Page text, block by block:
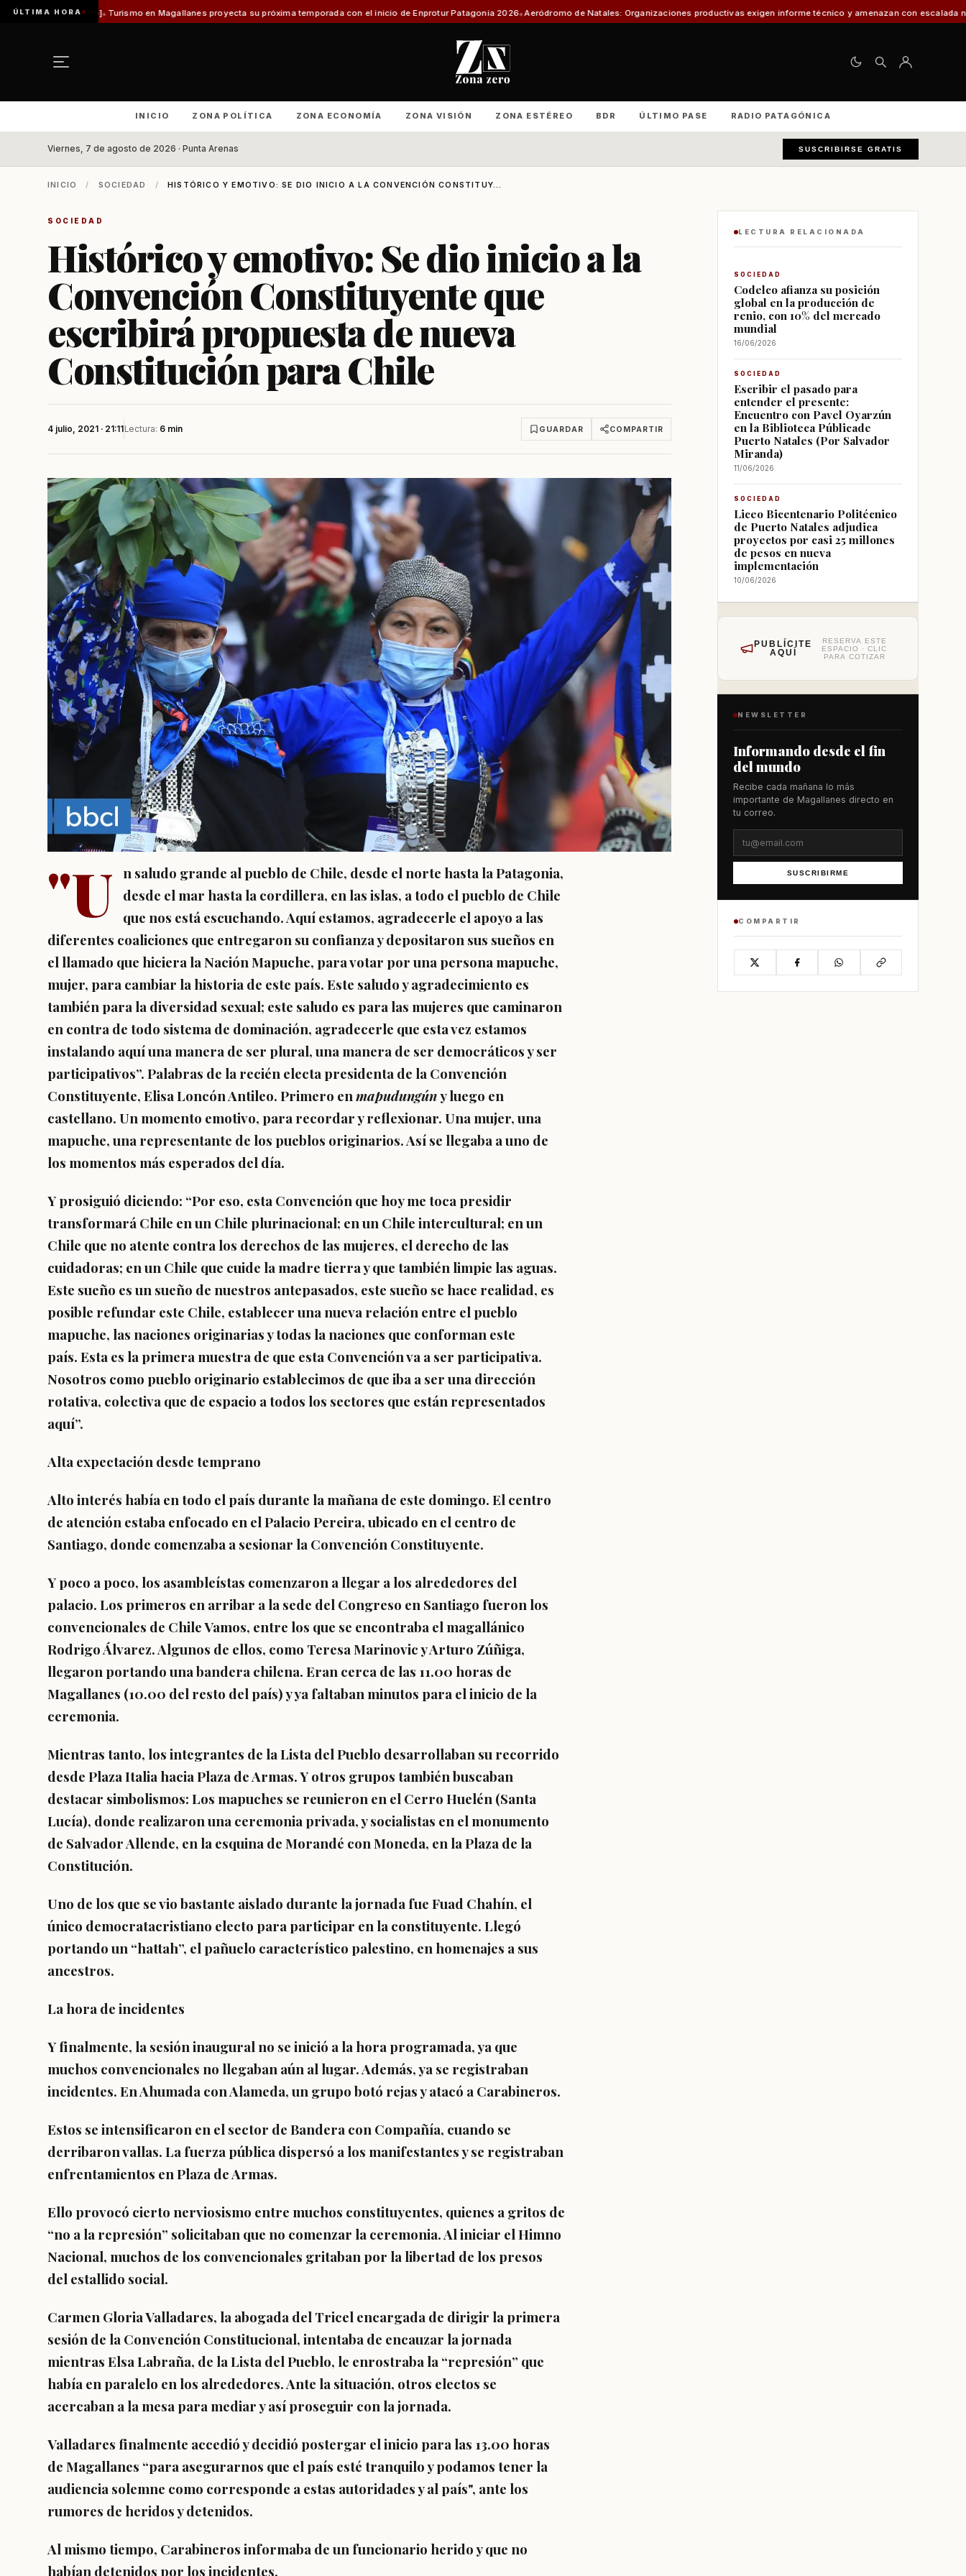
ÚLTIMA HORA
Turismo en Magallanes proyecta su próxima temporada con el inicio de Enprotur Patagonia 2026 Aeródromo de Natales: Organizaciones productivas exigen informe técnico y amenazan con escalada nacional El 30% de
INICIO ZONA POLÍTICA ZONA ECONOMÍA ZONA VISIÓN ZONA ESTÉREO BDR ÚLTIMO PASE RADIO PATAGÓNICA
Viernes, 7 de agosto de 2026 · Punta Arenas SUSCRIBIRSE GRATIS
INICIO / SOCIEDAD / HISTÓRICO Y EMOTIVO: SE DIO INICIO A LA CONVENCIÓN CONSTITUY...
SOCIEDAD
Histórico y emotivo: Se dio inicio a la
Convención Constituyente que
escribirá propuesta de nueva
Constitución para Chile
4 julio, 2021 · 21:11Lectura: 6 min GUARDAR COMPARTIR
"U
n saludo grande al pueblo de Chile, desde el norte hasta la Patagonia,
desde el mar hasta la cordillera, en las islas, a todo el pueblo de Chile
que nos está escuchando. Aquí estamos, agradecerle el apoyo a las
diferentes coaliciones que entregaron su confianza y depositaron sus sueños en
el llamado que hiciera la Nación Mapuche, para votar por una persona mapuche,
mujer, para cambiar la historia de este país. Este saludo y agradecimiento es
también para la diversidad sexual; este saludo es para las mujeres que caminaron
en contra de todo sistema de dominación, agradecerle que esta vez estamos
instalando aquí una manera de ser plural, una manera de ser democráticos y ser
participativos”. Palabras de la recién electa presidenta de la Convención
Constituyente, Elisa Loncón Antileo. Primero enmapudungúny luego en
castellano. Un momento emotivo, para recordar y reflexionar. Una mujer, una
mapuche, una representante de los pueblos originarios. Así se llegaba a uno de
los momentos más esperados del día.
Y prosiguió diciendo: “Por eso, esta Convención que hoy me toca presidir
transformará Chile en un Chile plurinacional; en un Chile intercultural; en un
Chile que no atente contra los derechos de las mujeres, el derecho de las
cuidadoras; en un Chile que cuide la madre tierra y que también limpie las aguas.
Este sueño es un sueño de nuestros antepasados, este sueño se hace realidad, es
posible refundar este Chile, establecer una nueva relación entre el pueblo
mapuche, las naciones originarias y todas la naciones que conforman este
país. Esta es la primera muestra de que esta Convención va a ser participativa.
Nosotros como pueblo originario establecimos de que iba a ser una dirección
rotativa, colectiva que de espacio a todos los sectores que están representados
aquí”.
Alta expectación desde temprano
Alto interés había en todo el país durante la mañana de este domingo. El centro
de atención estaba enfocado en el Palacio Pereira, ubicado en el centro de
Santiago, donde comenzaba a sesionar la Convención Constituyente.
Y poco a poco, los asambleístas comenzaron a llegar a los alrededores del
palacio. Los primeros en arribar a la sede del Congreso en Santiago fueron los
convencionales de Chile Vamos, entre los que se encontraba el magallánico
Rodrigo Álvarez. Algunos de ellos, como Teresa Marinovic y Arturo Zúñiga,
llegaron portando una bandera chilena. Eran cerca de las 11.00 horas de
Magallanes (10.00 del resto del país) y ya faltaban minutos para el inicio de la
ceremonia.
Mientras tanto, los integrantes de la Lista del Pueblo desarrollaban su recorrido
desde Plaza Italia hacia Plaza de Armas. Y otros grupos también buscaban
destacar simbolismos: Los mapuches se reunieron en el Cerro Huelén (Santa
Lucía), donde realizaron una ceremonia privada, y socialistas en el monumento
de Salvador Allende, en la esquina de Morandé con Moneda, en la Plaza de la
Constitución.
Uno de los que se vio bastante aislado durante la jornada fue Fuad Chahín, el
único democratacristiano electo para participar en la constituyente. Llegó
portando un “hattah”, el pañuelo característico palestino, en homenajes a sus
ancestros.
La hora de incidentes
Y finalmente, la sesión inaugural no se inició a la hora programada, ya que
muchos convencionales no llegaban aún al lugar. Además, ya se registraban
incidentes. En Ahumada con Alameda, un grupo botó rejas y atacó a Carabineros.
Estos se intensificaron en el sector de Bandera con Compañía, cuando se
derribaron vallas. La fuerza pública dispersó a los manifestantes y se registraban
enfrentamientos en Plaza de Armas.
Ello provocó cierto nerviosismo entre muchos constituyentes, quienes a gritos de
“no a la represión” solicitaban que no comenzar la ceremonia. Al iniciar el Himno
Nacional, muchos de los convencionales gritaban por la libertad de los presos
del estallido social.
Carmen Gloria Valladares, la abogada del Tricel encargada de dirigir la primera
sesión de la Convención Constitucional, intentaba de encauzar la jornada
mientras Elsa Labraña, de la Lista del Pueblo, le enrostraba la “represión” que
había en paralelo en los alrededores. Ante la situación, otros electos se
acercaban a la mesa para mediar y así proseguir con la jornada.
Valladares finalmente accedió y decidió postergar el inicio para las 13.00 horas
de Magallanes “para asegurarnos que el país esté tranquilo y podamos tener la
audiencia solemne como corresponde a estas autoridades y al país", ante los
rumores de heridos y detenidos.
Al mismo tiempo, Carabineros informaba de un funcionario herido y que no
habían detenidos por los incidentes.
LECTURA RELACIONADA
SOCIEDAD
Codelco afianza su posición
global en la producción de
renio, con 10% del mercado
mundial
16/06/2026
SOCIEDAD
Escribir el pasado para
entender el presente:
Encuentro con Pavel Oyarzún
en la Biblioteca Públicade
Puerto Natales (Por Salvador
Miranda)
11/06/2026
SOCIEDAD
Liceo Bicentenario Politécnico
de Puerto Natales adjudica
proyectos por casi 25 millones
de pesos en nueva
implementación
10/06/2026
PUBLÍCITE
AQUÍ
RESERVA ESTE
ESPACIO · CLIC
PARA COTIZAR
NEWSLETTER
Informando desde el fin
del mundo
Recibe cada mañana lo más
importante de Magallanes directo en
tu correo.
SUSCRIBIRME
COMPARTIR